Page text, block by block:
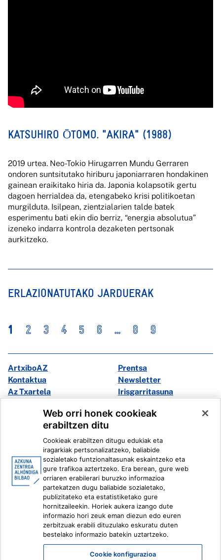
KATSUHIRO ŌTOMO. "AKIRA" (1988)
2019 urtea. Neo-Tokio Hirugarren Mundu Gerraren
ondoren suntsitutako hiriburu japoniarraren hondakinen
gainean eraikitako hiria da. Japonia kolapsotik gertu
dagoen herrialdea da, etengabeko krisi politikoetan
murgilduta. Isilpean, zientzialarien talde batek
esperimentu bati ekin dio berriz, “energia absolutua”
izeneko indarra kontrola dezaketen pertsonak
aurkitzeko.
ERLAZIONATUTAKO JARDUERAK
1 2 3 4 5 6 ... 8 9
ArtxiboAZ
Prentsa
Kontaktua
Newsletter
Az Txartela
Irisgarritasuna
Instagram
Youtube
Linkedin
Ivoox
Lege informazioa Barneko Informazio Sistema
Web orri honek cookieak
erabiltzen ditu
Cookieak erabiltzen ditugu edukiak eta
iragarkiak pertsonalizatzeko, baliabide
sozialetako funtzionaltasunak eskaintzeko eta
gure trafikoa aztertzeko. Era berean, gure web
orriaren erabilerari buruzko informazioa
partekatzen dugu baliabide sozialetako,
publizitateko eta estatistiketako gure
hornitzaileekin. Horiek aukera izango dute
informazio hori zeuk eman diezun edo euren
zerbitzuak erabili dituzulako eskuratu duten
bestelako informazio batekin uztartzeko.
Cookie konfigurazioa